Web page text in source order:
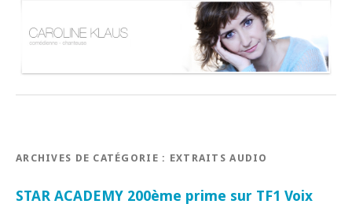
ARCHIVES DE CATÉGORIE : EXTRAITS AUDIO
STAR ACADEMY 200ème prime sur TF1 Voix